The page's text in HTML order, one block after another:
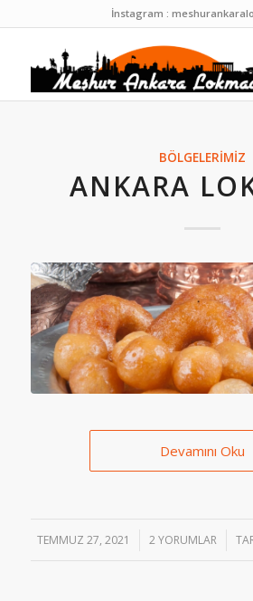
İnstagram :
BÖLGELERIMIZ
ANKARA
Devamını Oku
TEMMUZ 27, 2021
/ 2 YORUMLAR
/